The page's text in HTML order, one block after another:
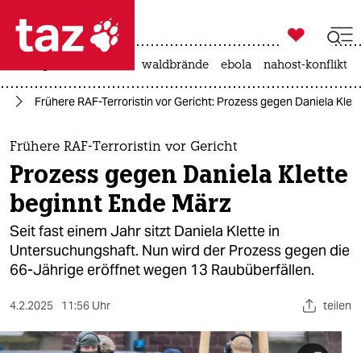
 taz zahl ich
taz zahl ich
themen
politik
öko
gesellschaft
sport

taz zahl ich
waldbrände ebola nahost-konflikt
Frühere RAF-Terroristin vor Gericht: Prozess gegen Daniela
Frühere RAF-Terroristin vor Gericht
Prozess gegen Daniela Klette
beginnt Ende März
Seit fast einem Jahr sitzt Daniela Klette in
Untersuchungshaft. Nun wird der Prozess gegen die
66-Jährige eröffnet wegen 13 Raubüberfällen.
4.2.2025 11:56 Uhr teilen